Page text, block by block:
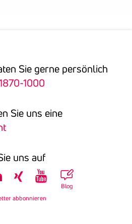
Sie gerne persön­lich
1000
Sie uns eine
uns auf
Blog
abbonnieren